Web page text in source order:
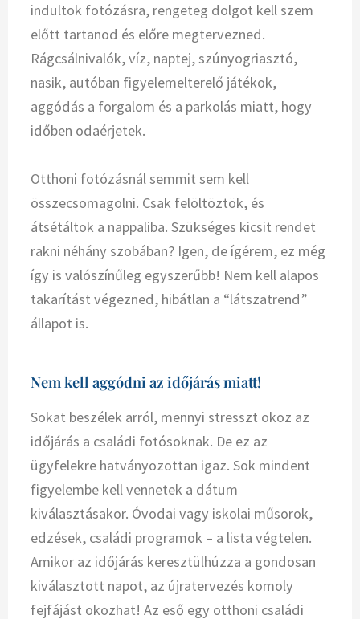
indultok fotózásra, rengeteg dolgot kell szem
előtt tartanod és előre megtervezned.
Rágcsálnivalók, víz, naptej, szúnyogriasztó,
nasik, autóban figyelemelterelő játékok,
aggódás a forgalom és a parkolás miatt, hogy
időben odaérjetek.
Otthoni fotózásnál semmit sem kell
összecsomagolni. Csak felöltöztök, és
átsétáltok a nappaliba. Szükséges kicsit rendet
rakni néhány szobában? Igen, de ígérem, ez még
így is valószínűleg egyszerűbb! Nem kell alapos
takarítást végezned, hibátlan a “látszatrend”
állapot is.
Nem kell aggódni az időjárás miatt!
Sokat beszélek arról, mennyi stresszt okoz az
időjárás a családi fotósoknak. De ez az
ügyfelekre hatványozottan igaz. Sok mindent
figyelembe kell vennetek a dátum
kiválasztásakor. Óvodai vagy iskolai műsorok,
edzések, családi programok – a lista végtelen.
Amikor az időjárás keresztülhúzza a gondosan
kiválasztott napot, az újratervezés komoly
fejfájást okozhat! Az eső egy otthoni családi